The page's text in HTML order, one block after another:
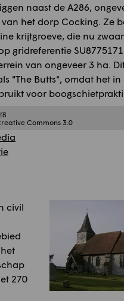
naast de A286,
het dorp Cocking. Ze
krijtgroeve, die nu zwaar
gridreferentie
van ongeveer 3 ha.
"The Butts", omdat het in
voor
Commons 3.0
civil
270